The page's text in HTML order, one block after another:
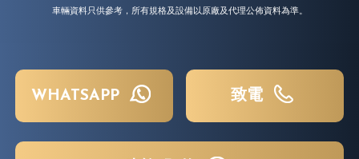
車輛資料只供參考，所有規格及設備以原廠及代理公佈資料為準。
WHATSAPP 致電